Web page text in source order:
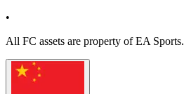
•
All FC assets are property of EA Sports.